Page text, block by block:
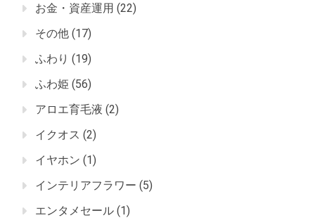
お金・資産運用 (22)
その他 (17)
ふわり (19)
ふわ姫 (56)
アロエ育毛液 (2)
イクオス (2)
イヤホン (1)
インテリアフラワー (5)
エンタメセール (1)